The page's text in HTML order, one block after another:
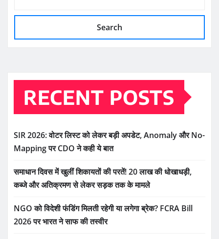
Search
RECENT POSTS
SIR 2026: वोटर लिस्ट को लेकर बड़ी अपडेट, Anomaly और No-
Mapping पर CDO ने कही ये बात
समाधान दिवस में खुलीं शिकायतों की परतें! 20 लाख की धोखाधड़ी,
कब्जे और अतिक्रमण से लेकर सड़क तक के मामले
NGO को विदेशी फंडिंग मिलती रहेगी या लगेगा ब्रेक? FCRA Bill
2026 पर भारत ने साफ की तस्वीर